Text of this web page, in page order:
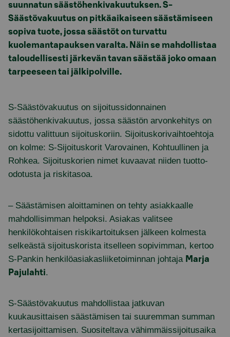
suunnatun säästöhenkivakuutuksen. S-
Säästövakuutus on pitkäaikaiseen säästämiseen
sopiva tuote, jossa säästöt on turvattu
kuolemantapauksen varalta. Näin se mahdollistaa
taloudellisesti järkevän tavan säästää joko omaan
tarpeeseen tai jälkipolville.
S-Säästövakuutus on sijoitussidonnainen
säästöhenkivakuutus, jossa säästön arvonkehitys on
sidottu valittuun sijoituskoriin. Sijoituskorivaihtoehtoja
on kolme: S-Sijoituskorit Varovainen, Kohtuullinen ja
Rohkea. Sijoituskorien nimet kuvaavat niiden tuotto-
odotusta ja riskitasoa.
– Säästämisen aloittaminen on tehty asiakkaalle
mahdollisimman helpoksi. Asiakas valitsee
henkilökohtaisen riskikartoituksen jälkeen kolmesta
selkeästä sijoituskorista itselleen sopivimman, kertoo
S-Pankin henkilöasiakasliiketoiminnan johtaja Marja
Pajulahti.
S-Säästövakuutus mahdollistaa jatkuvan
kuukausittaisen säästämisen tai suuremman summan
kertasijoittamisen. Suositeltava vähimmäissijoitusaika